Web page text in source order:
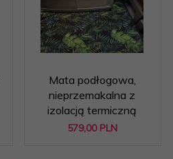
Mata podłogowa,
nieprzemakalna z
izolacją termiczną
579,00 PLN